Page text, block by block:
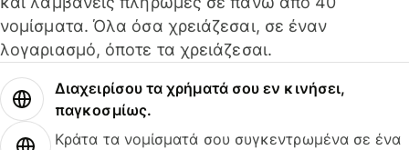
νομίσματα. Όλα όσα χρειάζεσαι, σε έναν
λογαριασμό, όποτε τα χρειάζεσαι.
Διαχειρίσου τα χρήματά σου εν κινήσει,
παγκοσμίως.
Κράτα τα νομίσματά σου συγκεντρωμένα σε ένα